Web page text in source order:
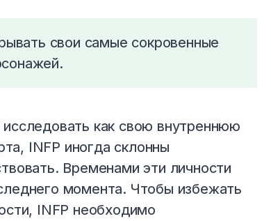
свои самые сокровенные
как свою внутреннюю
INFP иногда склонны
Временами эти личности
момента. Чтобы избежать
INFP необходимо